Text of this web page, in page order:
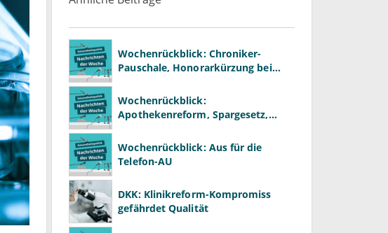
Wochenrückblick: Chroniker-
Pauschale, Honorarkürzung bei
Wochenrückblick:
Apothekenreform, Spargesetz,
Wochenrückblick: Aus für die
Telefon-AU
DKK: Klinikreform-Kompromiss
gefährdet Qualität